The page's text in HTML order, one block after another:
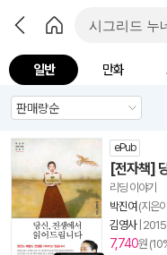
일반 만화
ePub
[전자책]
리딩 이야기
박진여 (지은
김영사|
7,740원